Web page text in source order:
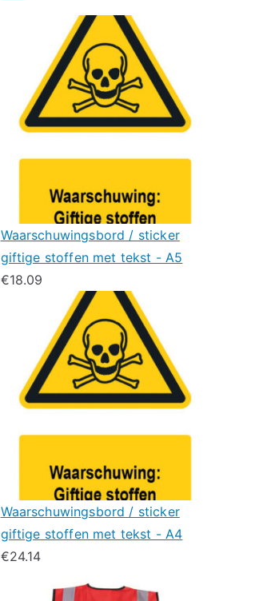
Waarschuwingsbord / sticker
giftige stoffen met tekst - A5
€18.09
Waarschuwingsbord / sticker
giftige stoffen met tekst - A4
€24.14